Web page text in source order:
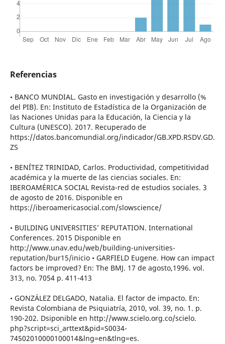
Referencias
• BANCO MUNDIAL. Gasto en investigación y desarrollo (%
del PIB). En: Instituto de Estadística de la Organización de
las Naciones Unidas para la Educación, la Ciencia y la
Cultura (UNESCO). 2017. Recuperado de
https://datos.bancomundial.org/indicador/GB.XPD.RSDV.GD.
ZS
• BENÍTEZ TRINIDAD, Carlos. Productividad, competitividad
académica y la muerte de las ciencias sociales. En:
IBEROAMÉRICA SOCIAL Revista-red de estudios sociales. 3
de agosto de 2016. Disponible en
https://iberoamericasocial.com/slowscience/
• BUILDING UNIVERSITIES’ REPUTATION. International
Conferences. 2015 Disponible en
http://www.unav.edu/web/building-universities-
reputation/bur15/inicio • GARFIELD Eugene. How can impact
factors be improved? En: The BMJ. 17 de agosto,1996. vol.
313, no. 7054 p. 411-413
• GONZÁLEZ DELGADO, Natalia. El factor de impacto. En:
Revista Colombiana de Psiquiatría, 2010, vol. 39, no. 1. p.
190-202. Dsiponible en http://www.scielo.org.co/scielo.
php?script=sci_arttext&pid=S0034-
74502010000100014&lng=en&tlng=es.